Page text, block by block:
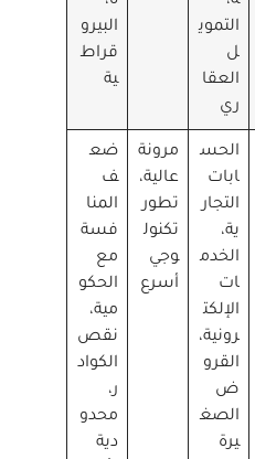
التموي
ل
العقا
ري
البيرو
قراط
ية
الحس
ابات
التجار
ية،
الخدم
ات
الإلكت
رونية،
القرو
ض
الصغ
يرة
مرونة
عالية،
تطور
تكنول
وجي
أسرع
ضع
ف
المنا
فسة
مع
الحكو
مية،
نقص
الكواد
ر،
محدو
دية